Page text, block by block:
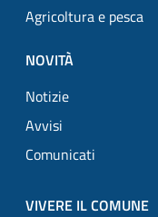
Agricoltura e pesca
NOVITÀ
Notizie
Avvisi
Comunicati
VIVERE IL COMUNE